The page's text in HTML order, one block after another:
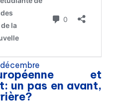
et
un pas en avant,